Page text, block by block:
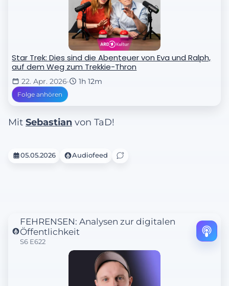
Star Trek: Dies sind die Abenteuer von Eva und Ralph,
auf dem Weg zum Trekkie-Thron
22. Apr. 2026· 1h 12m
Folge anhören
Mit Sebastian von TaD!
05.05.2026 Audiofeed
FEHRENSEN: Analysen zur digitalen
Öffentlichkeit
S6 E622